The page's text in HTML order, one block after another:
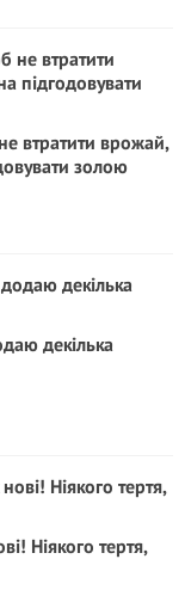
втратити врожай,
золою
декілька
Ніякого тертя,